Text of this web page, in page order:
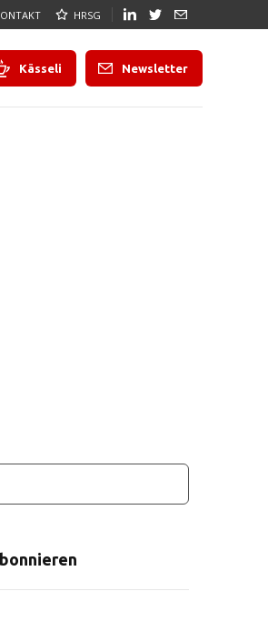
HRSG
Kässeli Newsletter